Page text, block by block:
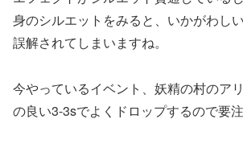
身のシルエットをみると、いかがわし
誤解されてしまいますね。
今やっているイベント、妖精の村のア
の良い3-3sでよくドロップするので要注